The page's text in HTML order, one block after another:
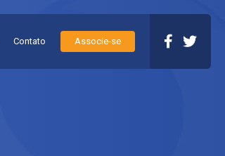
Contato Associe-se